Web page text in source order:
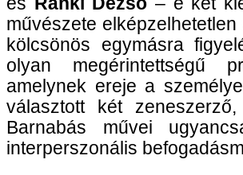
művészete
kölcsönös egymásra
olyan megérintettségű
amelynek ereje a
választott két
Barnabás művei
interperszonális